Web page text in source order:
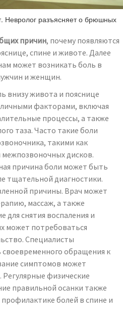
разъясняет о брюшных
причин, почему появляются
спине и животе. Далее
может возникать боль в
и женщин.
внизу живота и пояснице
факторами, включая
процессы, а также
таза. Часто такие боли
такими как
дисков.
причина боли может быть
тщательной диагностики.
причины. Врач может
массаж, а также
для снятия воспаления и
может потребоваться
Специалисты
обращения к
симптомов может
физические
правильной осанки также
болей в спине и